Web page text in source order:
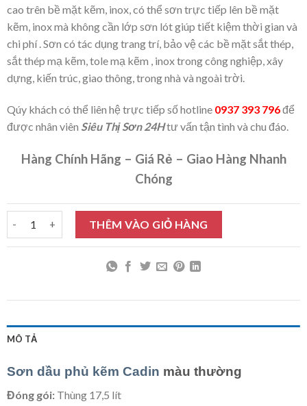
cao trên bề mặt kẽm, inox, có thể sơn trực tiếp lên bề mặt
kẽm, inox mà không cần lớp sơn lót giúp tiết kiệm thời gian và
chi phí . Sơn có tác dụng trang trí, bảo vệ các bề mặt sắt thép,
sắt thép mạ kẽm, tole mạ kẽm , inox trong công nghiệp, xây
dựng, kiến trúc, giao thông, trong nhà và ngoài trời.
Qúy khách có thể liên hệ trực tiếp số hotline 0937 393 796để
được nhân viên Siêu Thị Sơn 24Htư vấn tận tình và chu đáo.
Hàng Chính Hãng – Giá Rẻ – Giao Hàng Nhanh
Chóng
Sơn dầu phủ kẽm Cadin màu thường 17,5L số lượng
THÊM VÀO GIỎ HÀNG
MÔ TẢ
Sơn dầu phủ kẽm Cadin màu thường
Đóng gói:Thùng 17,5 lít